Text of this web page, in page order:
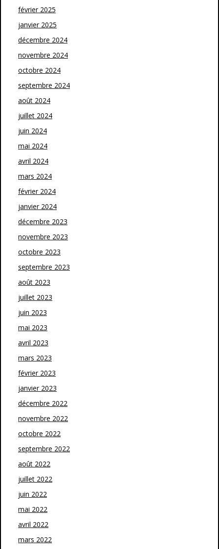
février 2025
janvier 2025
décembre 2024
novembre 2024
octobre 2024
septembre 2024
août 2024
juillet 2024
juin 2024
mai 2024
avril 2024
mars 2024
février 2024
janvier 2024
décembre 2023
novembre 2023
octobre 2023
septembre 2023
août 2023
juillet 2023
juin 2023
mai 2023
avril 2023
mars 2023
février 2023
janvier 2023
décembre 2022
novembre 2022
octobre 2022
septembre 2022
août 2022
juillet 2022
juin 2022
mai 2022
avril 2022
mars 2022